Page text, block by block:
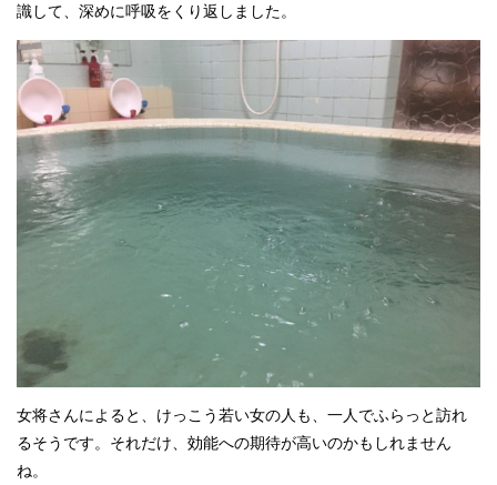
識して、深めに呼吸をくり返しました。
女将さんによると、けっこう若い女の人も、一人でふらっと訪れ
るそうです。それだけ、効能への期待が高いのかもしれません
ね。